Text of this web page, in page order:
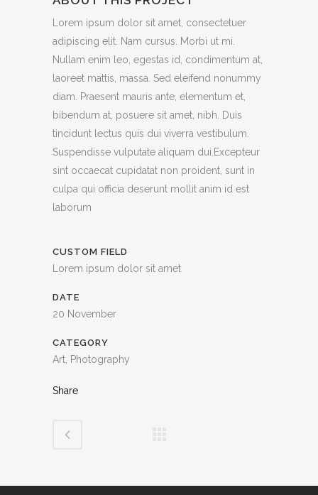
Lorem ipsum dolor sit amet, consectetuer
adipiscing elit. Nam cursus. Morbi ut mi.
Nullam enim leo, egestas id, condimentum at,
laoreet mattis, massa. Sed eleifend nonummy
diam. Praesent mauris ante, elementum et,
bibendum at, posuere sit amet, nibh. Duis
tincidunt lectus quis dui viverra vestibulum.
Suspendisse vulputate aliquam dui.Excepteur
sint occaecat cupidatat non proident, sunt in
culpa qui officia deserunt mollit anim id est
laborum
CUSTOM FIELD
Lorem ipsum dolor sit amet
DATE
20 November
CATEGORY
Art, Photography
Share